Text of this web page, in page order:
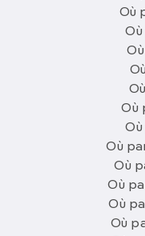
Où
Où
Où
Où
Où
Où
Où